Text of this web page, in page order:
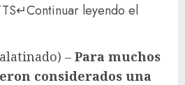
↵Continuar leyendo el
– Para muchos
considerados una